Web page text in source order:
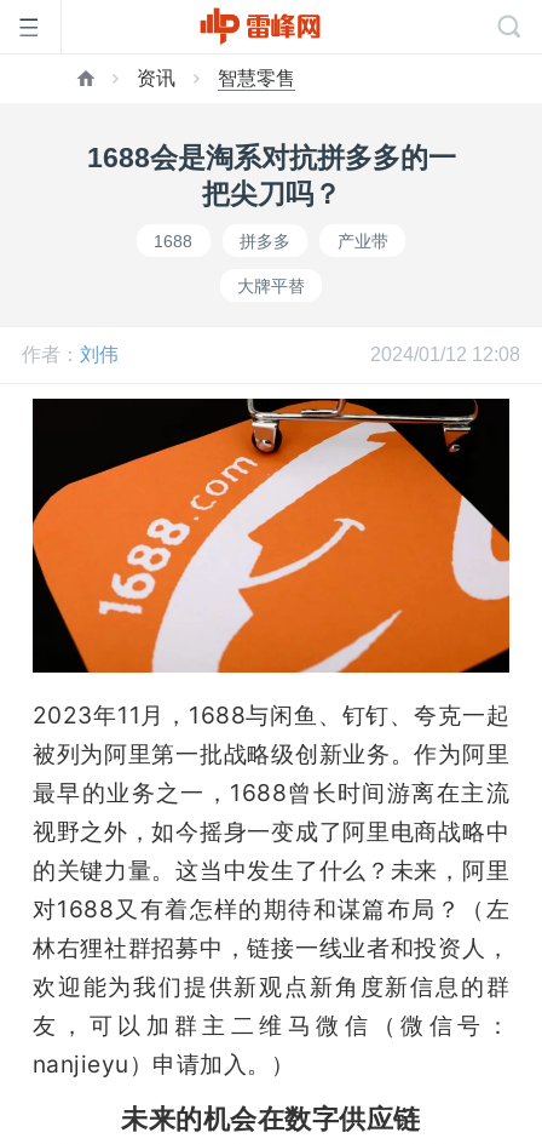
网
公
动
中
心
GAIR
专
资讯 智慧零售
1688会是淘系对抗拼多多的一
把尖刀吗？
1688 拼多多 产业带
大牌平替
作者： 刘伟 2024/01/12 12:08
2023年11月，1688与闲鱼、钉钉、夸克一起
被列为阿里第一批战略级创新业务。作为阿里
最早的业务之一，1688曾长时间游离在主流
视野之外，如今摇身一变成了阿里电商战略中
的关键力量。这当中发生了什么？未来，阿里
对1688又有着怎样的期待和谋篇布局？
（左
林右狸社群招募中，链接一线业者和投资人，
欢迎能为我们提供新观点新角度新信息的群
友，可以加群主二维马微信（微信号：
nanjieyu）申请加入。）
未来的机会在数字供应链